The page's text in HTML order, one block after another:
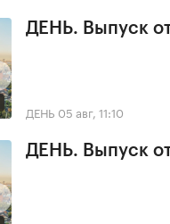
ДЕНЬ. Выпуск
ДЕНЬ 05 авг, 11:10
ДЕНЬ. Выпуск